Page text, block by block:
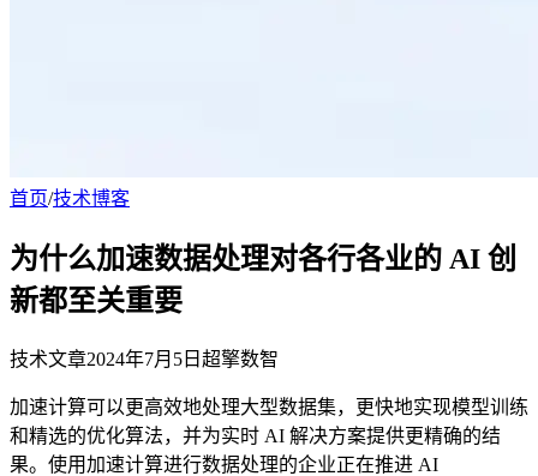
首页/技术博客
为什么加速数据处理对各行各业的 AI 创
新都至关重要
技术文章2024年7月5日 超擎数智
加速计算可以更高效地处理大型数据集，更快地实现模型训练
和精选的优化算法，并为实时 AI 解决方案提供更精确的结
果。使用加速计算进行数据处理的企业正在推进 AI